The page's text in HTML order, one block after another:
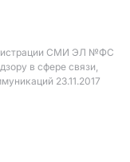
СМИ ЭЛ №ФС
в сфере связи,
23.11.2017